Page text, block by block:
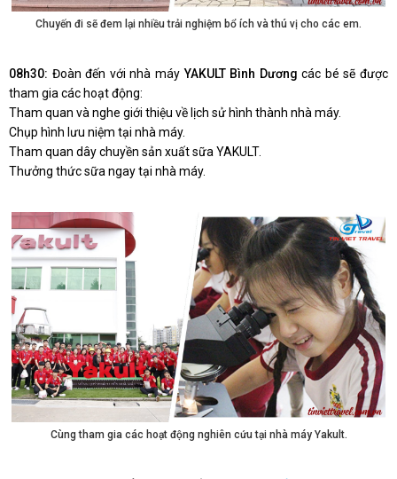
Chuyến đi sẽ đem lại nhiều trải nghiệm bổ ích và thú vị cho các em.
08h30: Đoàn đến với nhà máyYAKULT Bình Dương các bé sẽ được
tham gia các hoạt động:
Tham quan và nghe giới thiệu về lịch sử hình thành nhà máy.
Chụp hình lưu niệm tại nhà máy.
Tham quan dây chuyền sản xuất sữa YAKULT.
Thưởng thức sữa ngay tại nhà máy.
Cùng tham gia các hoạt động nghiên cứu tại nhà máy Yakult.